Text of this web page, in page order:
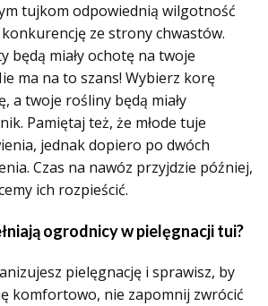
tujkom odpowiednią wilgotność
ze strony chwastów.
będą miały ochotę na twoje
ma na to szans! Wybierz korę
a twoje rośliny będą miały
Pamiętaj też, że młode tuje
jednak dopiero po dwóch
Czas na nawóz przyjdzie później,
ich rozpieścić.
ogrodnicy w pielęgnacji tui?
pielęgnację i sprawisz, by
komfortowo, nie zapomnij zwrócić